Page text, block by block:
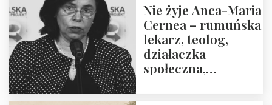
Nie żyje Anca-Maria
Cernea – rumuńska
lekarz, teolog,
działaczka
społeczna,